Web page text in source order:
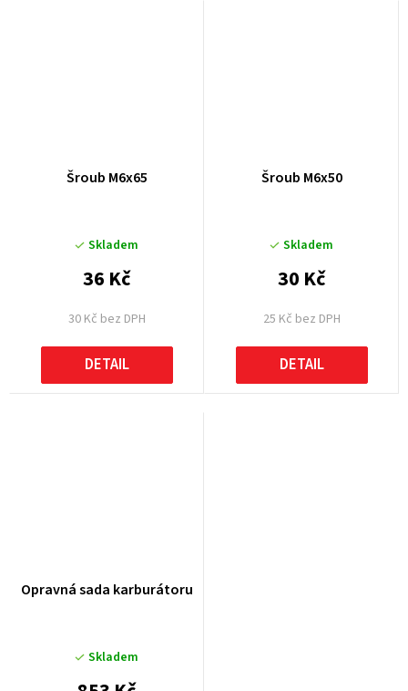
Šroub M6x65
Skladem
30 Kč bez DPH
36 Kč
DETAIL
Šroub M6x50
Skladem
25 Kč bez DPH
30 Kč
DETAIL
Opravná sada karburátoru
Skladem